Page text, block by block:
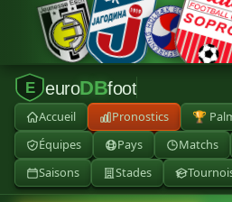
E euroDBfoot
Accueil Pronostics 🏆
Équipes
Pays Matchs
Saisons
Stades